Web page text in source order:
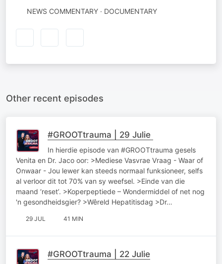
NEWS COMMENTARY · DOCUMENTARY
Other recent episodes
#GROOTtrauma | 29 Julie
In hierdie episode van #GROOTtrauma gesels
Venita en Dr. Jaco oor: >Mediese Vasvrae Vraag - Waar of
Onwaar - Jou lewer kan steeds normaal funksioneer, selfs
al verloor dit tot 70% van sy weefsel. >Einde van die
maand ‘reset’. >Koperpeptiede – Wondermiddel of net nog
'n gesondheidsgier? >Wêreld Hepatitisdag >Dr…
29 JUL 41 MIN
#GROOTtrauma | 22 Julie